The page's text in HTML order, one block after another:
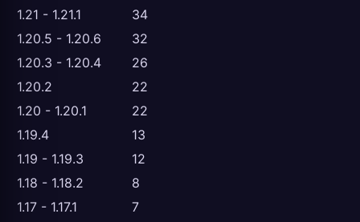
1.21 - 1.21.1
34
1.20.5 - 1.20.6
32
1.20.3 - 1.20.4
26
1.20.2
22
1.20 - 1.20.1
22
1.19.4
13
1.19 - 1.19.3
12
1.18 - 1.18.2
8
1.17 - 1.17.1
7